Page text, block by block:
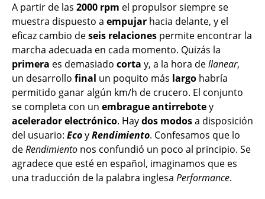
A partir de las 2000 rpm el propulsor siempre se
muestra dispuesto a empujar hacia delante, y el
eficaz cambio deseis relaciones permite encontrar la
marcha adecuada en cada momento. Quizás la
primera es demasiado corta y, a la hora dellanear,
un desarrollo final un poquito más largo habría
permitido ganar algún km/h de crucero. El conjunto
se completa con un embragueantirrebotey
aceleradorelectrónico. Haydos modosa disposición
del usuario: EcoyRendimiento. Confesamos que lo
deRendimiento nos confundió un poco al principio. Se
agradece que esté en español, imaginamos que es
una traducción de la palabra inglesa Performance.